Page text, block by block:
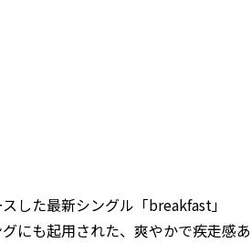
した最新シングル「breakfast」
にも起用された、爽やかで疾走感あ